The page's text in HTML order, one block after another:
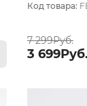
Код товара:
7 299Руб.
3 699Руб.